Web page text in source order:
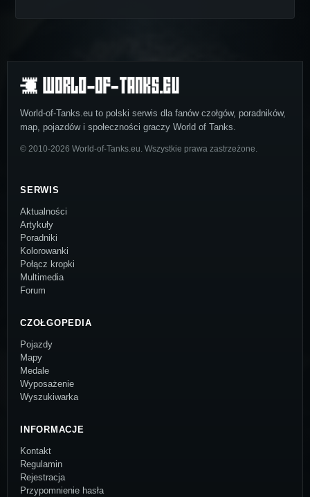
World-of-Tanks.eu to polski serwis dla fanów czołgów, poradników,
map, pojazdów i społeczności graczy World of Tanks.
© 2010-2026 World-of-Tanks.eu. Wszystkie prawa zastrzeżone.
SERWIS
Aktualności
Artykuły
Poradniki
Kolorowanki
Połącz kropki
Multimedia
Forum
CZOŁGOPEDIA
Pojazdy
Mapy
Medale
Wyposażenie
Wyszukiwarka
INFORMACJE
Kontakt
Regulamin
Rejestracja
Przypomnienie hasła